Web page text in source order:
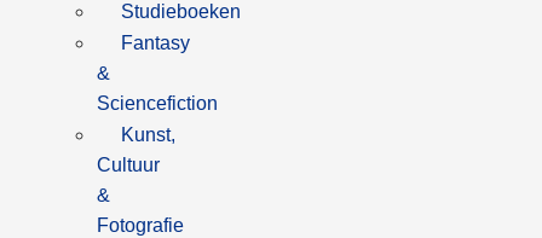
Studieboeken
Fantasy
&
Sciencefiction
Kunst,
Cultuur
&
Fotografie